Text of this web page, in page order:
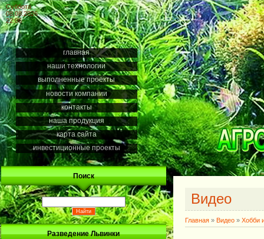
Суббота
08.08.2026
22:06
главная
наши технологии
выполненные проекты
новости компании
контакты
наша продукция
карта сайта
инвестиционные проекты
Поиск
Разведение Львинки
Видео
Главная » Видео » Хобби